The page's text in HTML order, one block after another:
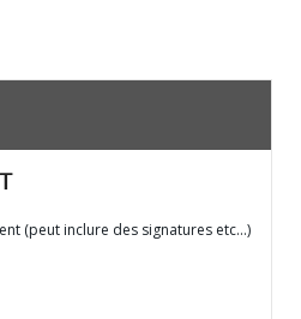
(peut inclure des signatures etc…)